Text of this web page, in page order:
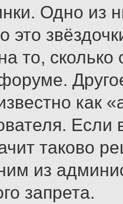
Одно из
то,
как
таково
из
запрета.